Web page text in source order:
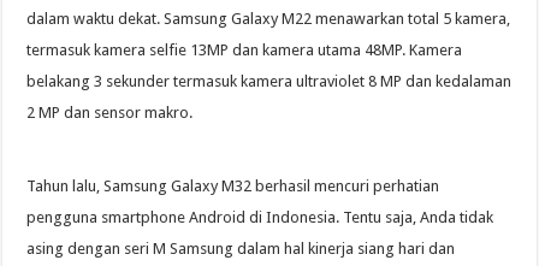
dalam waktu dekat. Samsung Galaxy M22 menawarkan total 5 kamera,
termasuk kamera selfie 13MP dan kamera utama 48MP. Kamera
belakang 3 sekunder termasuk kamera ultraviolet 8 MP dan kedalaman
2 MP dan sensor makro.
Tahun lalu, Samsung Galaxy M32 berhasil mencuri perhatian
pengguna smartphone Android di Indonesia. Tentu saja, Anda tidak
asing dengan seri M Samsung dalam hal kinerja siang hari dan